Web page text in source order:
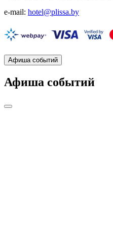
e-mail: hotel@plissa.by
Афиша событий
Афиша событий